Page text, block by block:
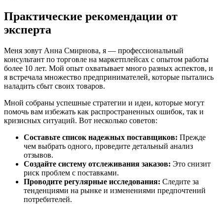
Практические рекомендации от
эксперта
Меня зовут Анна Смирнова, я — профессиональный
консультант по торговле на маркетплейсах с опытом работы
более 10 лет. Мой опыт охватывает много разных аспектов, и
я встречала множество предпринимателей, которые пытались
наладить сбыт своих товаров.
Мной собраны успешные стратегии и идеи, которые могут
помочь вам избежать как распространенных ошибок, так и
кризисных ситуаций. Вот несколько советов:
Составьте список надежных поставщиков: Прежде
чем выбрать одного, проведите детальный анализ
отзывов.
Создайте систему отслеживания заказов: Это снизит
риск проблем с поставками.
Проводите регулярные исследования: Следите за
тенденциями на рынке и изменениями предпочтений
потребителей.